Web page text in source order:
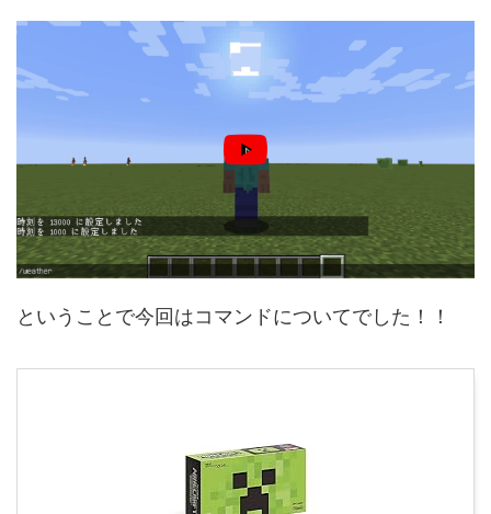
ということで今回はコマンドについてでした！！